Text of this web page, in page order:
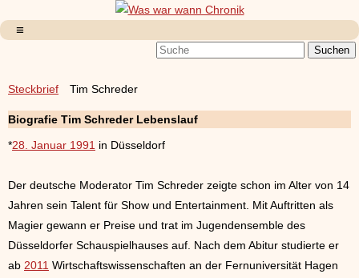
Steckbrief Tim Schreder
Biografie Tim Schreder Lebenslauf
*28. Januar 1991 in Düsseldorf
Der deutsche Moderator Tim Schreder zeigte schon im Alter von 14
Jahren sein Talent für Show und Entertainment. Mit Auftritten als
Magier gewann er Preise und trat im Jugendensemble des
Düsseldorfer Schauspielhauses auf. Nach dem Abitur studierte er
ab 2011 Wirtschaftswissenschaften an der Fernuniversität Hagen